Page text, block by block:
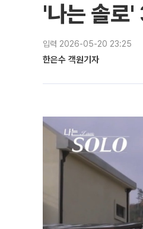
'나는 솔로
입력 2026-05-20 23:25
한은수 객원기자